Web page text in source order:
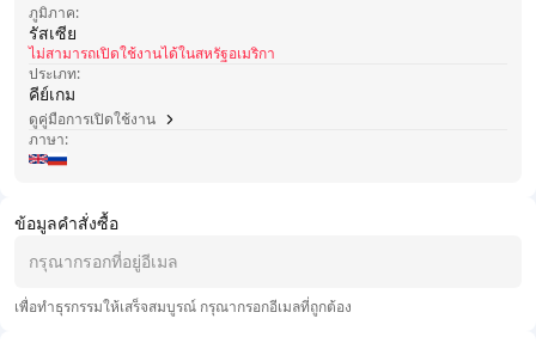
ข้อมูลคำสั่งซื้อ
เพื่อทำธุรกรรมให้เสร็จสมบูรณ์ กรุณากรอกอีเมลที่ถูกต้อง
ภูมิภาค:
รัสเซีย
ไม่สามารถเปิดใช้งานได้ในสหรัฐอเมริกา
ประเภท:
คีย์เกม
ดูคู่มือการเปิดใช้งาน
ภาษา: